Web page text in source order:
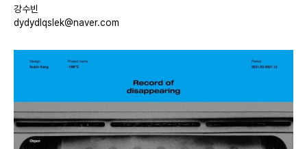
강수빈
dydydlqslek@naver.com